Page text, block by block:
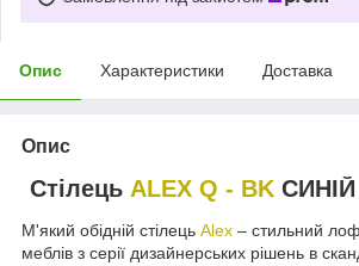
Опис Характеристики Доставка
Опис
Стілець ALEX Q - BK СИНІЙ
М'який обідній стілець Alex – стильний
меблів з серії дизайнерських рішень в